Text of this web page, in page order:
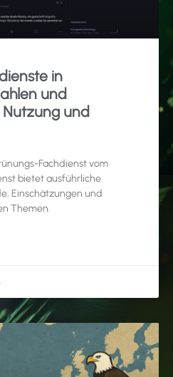
in
und
und
Fachdienst vom
bietet ausführliche
Einschätzungen und
Themen.